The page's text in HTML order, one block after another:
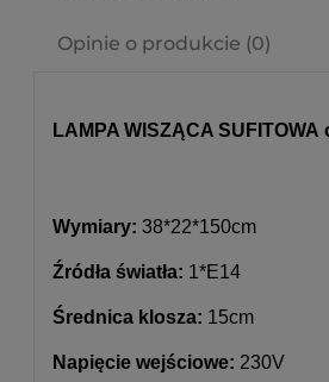
Opinie o produkcie (0)
LAMPA WISZĄCA SUFITOWA
Wymiary: 38*22*150cm
Źródła światła: 1*E14
Średnica klosza: 15cm
Napięcie wejściowe: 230V